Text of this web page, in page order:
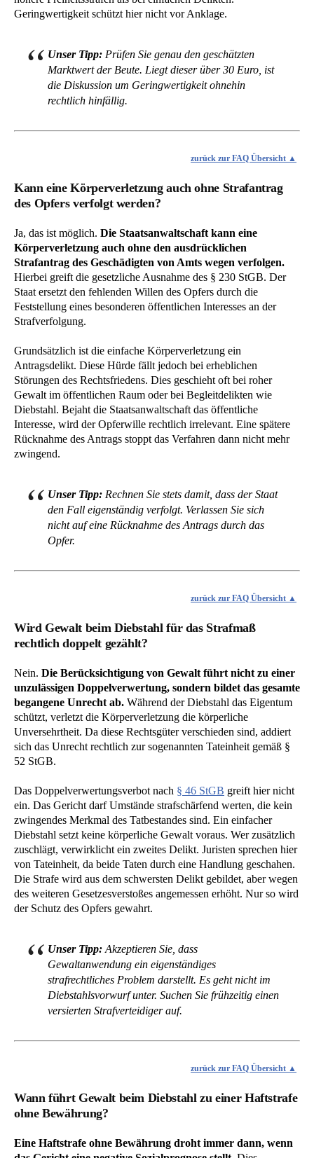
Geringwertigkeit schützt hier nicht vor Anklage.
Unser Tipp: Prüfen Sie genau den geschätzten
Marktwert der Beute. Liegt dieser über 30 Euro, ist
die Diskussion um Geringwertigkeit ohnehin
rechtlich hinfällig.
zurück zur FAQ Übersicht
Kann eine Körperverletzung auch ohne Strafantrag
des Opfers verfolgt werden?
Ja, das ist möglich. Die Staatsanwaltschaft kann eine
Körperverletzung auch ohne den ausdrücklichen
Strafantrag des Geschädigten von Amts wegen verfolgen.
Hierbei greift die gesetzliche Ausnahme des § 230 StGB. Der
Staat ersetzt den fehlenden Willen des Opfers durch die
Feststellung eines besonderen öffentlichen Interesses an der
Strafverfolgung.
Grundsätzlich ist die einfache Körperverletzung ein
Antragsdelikt. Diese Hürde fällt jedoch bei erheblichen
Störungen des Rechtsfriedens. Dies geschieht oft bei roher
Gewalt im öffentlichen Raum oder bei Begleitdelikten wie
Diebstahl. Bejaht die Staatsanwaltschaft das öffentliche
Interesse, wird der Opferwille rechtlich irrelevant. Eine spätere
Rücknahme des Antrags stoppt das Verfahren dann nicht mehr
zwingend.
Unser Tipp: Rechnen Sie stets damit, dass der Staat
den Fall eigenständig verfolgt. Verlassen Sie sich
nicht auf eine Rücknahme des Antrags durch das
Opfer.
zurück zur FAQ Übersicht
Wird Gewalt beim Diebstahl für das Strafmaß
rechtlich doppelt gezählt?
Nein. Die Berücksichtigung von Gewalt führt nicht zu einer
unzulässigen Doppelverwertung, sondern bildet das gesamte
begangene Unrecht ab. Während der Diebstahl das Eigentum
schützt, verletzt die Körperverletzung die körperliche
Unversehrtheit. Da diese Rechtsgüter verschieden sind, addiert
sich das Unrecht rechtlich zur sogenannten Tateinheit gemäß §
52 StGB.
Das Doppelverwertungsverbot nach § 46 StGB greift hier nicht
ein. Das Gericht darf Umstände strafschärfend werten, die kein
zwingendes Merkmal des Tatbestandes sind. Ein einfacher
Diebstahl setzt keine körperliche Gewalt voraus. Wer zusätzlich
zuschlägt, verwirklicht ein zweites Delikt. Juristen sprechen hier
von Tateinheit, da beide Taten durch eine Handlung geschahen.
Die Strafe wird aus dem schwersten Delikt gebildet, aber wegen
des weiteren Gesetzesverstoßes angemessen erhöht. Nur so wird
der Schutz des Opfers gewahrt.
Unser Tipp: Akzeptieren Sie, dass
Gewaltanwendung ein eigenständiges
strafrechtliches Problem darstellt. Es geht nicht im
Diebstahlsvorwurf unter. Suchen Sie frühzeitig einen
versierten Strafverteidiger auf.
zurück zur FAQ Übersicht
Wann führt Gewalt beim Diebstahl zu einer Haftstrafe
ohne Bewährung?
Eine Haftstrafe ohne Bewährung droht immer dann, wenn